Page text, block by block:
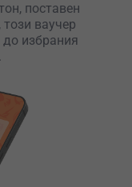
поставен
ваучер
избрания